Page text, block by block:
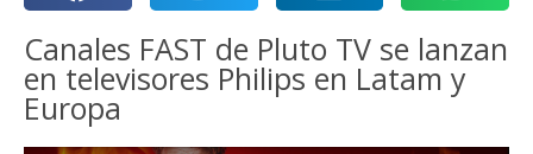
Canales FAST de Pluto TV se lanzan
en televisores Philips en Latam y
Europa